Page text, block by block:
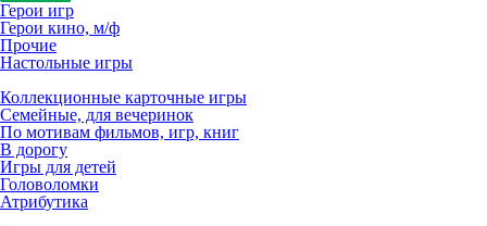
Герои игр
Герои кино, м/ф
Прочие
Настольные игры
Коллекционные карточные игры
Семейные, для вечеринок
По мотивам фильмов, игр, книг
В дорогу
Игры для детей
Головоломки
Атрибутика